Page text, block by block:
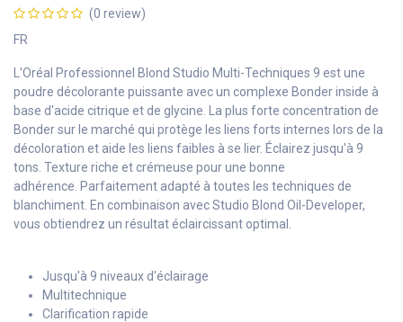
(0 review)
FR
L'Oréal Professionnel Blond Studio Multi-Techniques 9 est une
poudre décolorante puissante avec un complexe Bonder inside à
base d'acide citrique et de glycine. La plus forte concentration de
Bonder sur le marché qui protège les liens forts internes lors de la
décoloration et aide les liens faibles à se lier. Éclairez jusqu'à 9
tons. Texture riche et crémeuse pour une bonne
adhérence. Parfaitement adapté à toutes les techniques de
blanchiment. En combinaison avec Studio Blond Oil-Developer,
vous obtiendrez un résultat éclaircissant optimal.
Jusqu'à 9 niveaux d'éclairage
Multitechnique
Clarification rapide